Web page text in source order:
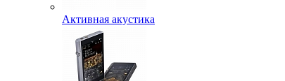
Активная акустика